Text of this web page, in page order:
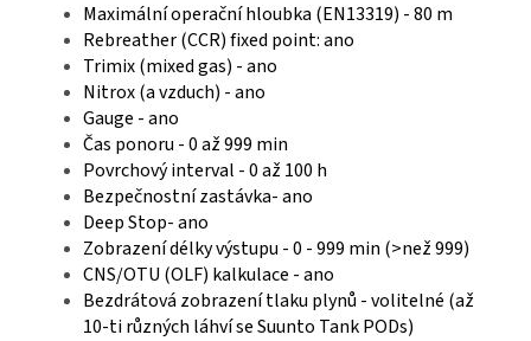
Maximální operační hloubka (EN13319) - 80 m
Rebreather (CCR) fixed point: ano
Trimix (mixed gas) - ano
Nitrox (a vzduch) - ano
Gauge - ano
Čas ponoru - 0 až 999 min
Povrchový interval - 0 až 100 h
Bezpečnostní zastávka- ano
Deep Stop- ano
Zobrazení délky výstupu - 0 - 999 min (>než 999)
CNS/OTU (OLF) kalkulace - ano
Bezdrátová zobrazení tlaku plynů - volitelné (až
10-ti různých láhví se Suunto Tank PODs)